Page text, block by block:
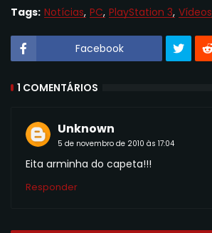
Tags: Notícias PC PlayStation 3 Vídeos
Facebook
1 COMENTÁRIOS
Unknown
5 de novembro de 2010 às 17:04
Eita arminha do capeta!!!
Responder